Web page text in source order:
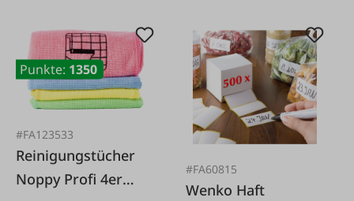
Punkte: 1350
#FA123533
Reinigungstücher
Noppy Profi 4er
#FA60815
Wenko Haft